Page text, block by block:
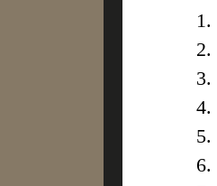
1.
2.
3.
4.
5.
6.